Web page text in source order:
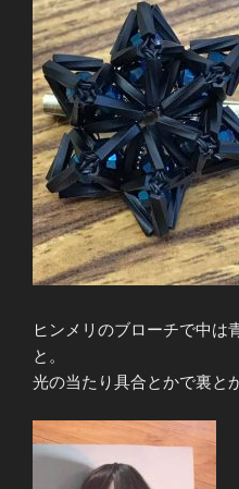
ヒンメリのブローチで中は
と。
光の当たり具合とかで裏と